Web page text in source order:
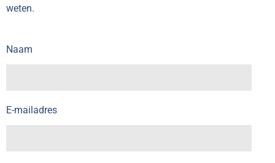
weten.
Naam
E-mailadres